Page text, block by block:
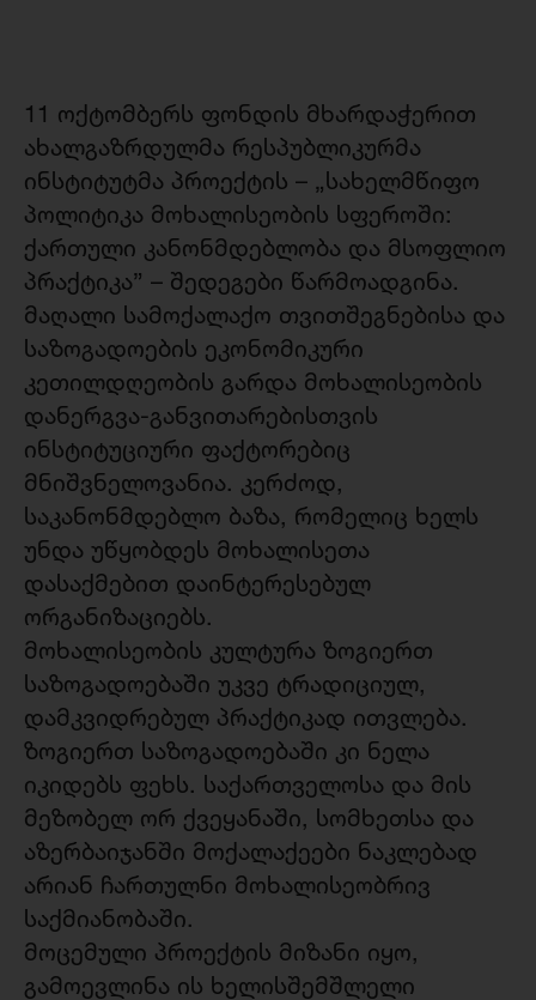
11 ოქტომბერს ფონდის მხარდაჭერით
ახალგაზრდულმა რესპუბლიკურმა
ინსტიტუტმა პროექტის – „სახელმწიფო
პოლიტიკა მოხალისეობის სფეროში:
ქართული კანონმდებლობა და მსოფლიო
პრაქტიკა” – შედეგები წარმოადგინა.
მაღალი სამოქალაქო თვითშეგნებისა და
საზოგადოების ეკონომიკური
კეთილდღეობის გარდა მოხალისეობის
დანერგვა-განვითარებისთვის
ინსტიტუციური ფაქტორებიც
მნიშვნელოვანია. კერძოდ,
საკანონმდებლო ბაზა, რომელიც ხელს
უნდა უწყობდეს მოხალისეთა
დასაქმებით დაინტერესებულ
ორგანიზაციებს.
მოხალისეობის კულტურა ზოგიერთ
საზოგადოებაში უკვე ტრადიციულ,
დამკვიდრებულ პრაქტიკად ითვლება.
ზოგიერთ საზოგადოებაში კი ნელა
იკიდებს ფეხს. საქართველოსა და მის
მეზობელ ორ ქვეყანაში, სომხეთსა და
აზერბაიჯანში მოქალაქეები ნაკლებად
არიან ჩართულნი მოხალისეობრივ
საქმიანობაში.
მოცემული პროექტის მიზანი იყო,
გამოევლინა ის ხელისშემშლელი